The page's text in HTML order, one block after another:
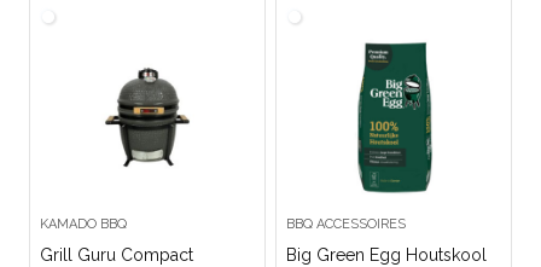
KAMADO BBQ
Grill Guru Compact
BBQ ACCESSOIRES
Big Green Egg Houtskool